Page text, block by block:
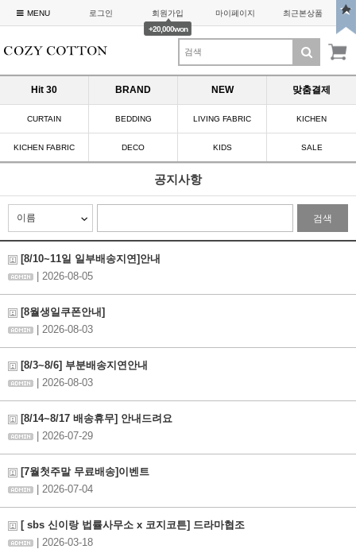
MENU 로그인
회원가입
+20,000won
마이페이지 최근본상품
Hit 30 BRAND NEW 맞춤결제
CURTAIN BEDDING LIVING FABRIC KICHEN
KICHEN FABRIC DECO KIDS SALE
공지사항
검색
[8/10~11일 일부배송지연]안내
| 2026-08-05
[8월생일쿠폰안내]
| 2026-08-03
[8/3~8/6] 부분배송지연안내
| 2026-08-03
[8/14~8/17 배송휴무] 안내드려요
| 2026-07-29
[7월첫주말 무료배송]이벤트
| 2026-07-04
[ sbs 신이랑 법률사무소 x 코지코튼] 드라마협조
| 2026-03-18